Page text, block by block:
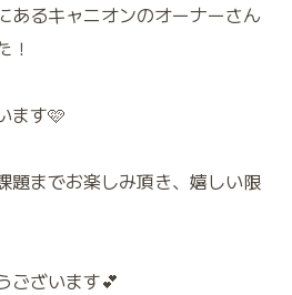
あるキャニオンのオーナーさん
！
ます🩷
題までお楽しみ頂き、嬉しい限
ございます💕